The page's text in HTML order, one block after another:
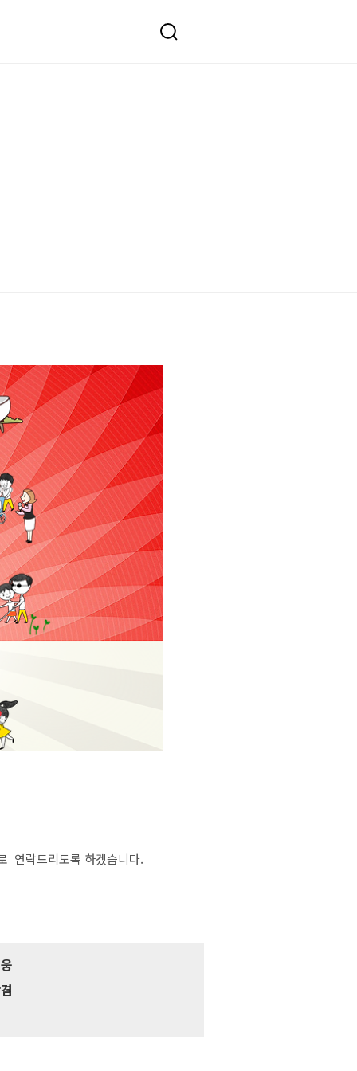
연락드리도록 하겠습니다.